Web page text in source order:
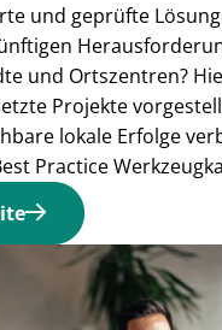
und geprüfte
und Ortszentren?
Projekte
lokale Erfolge
Practice